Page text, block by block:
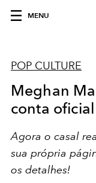
MENU
POP CULTURE
Meghan
conta
Agora o casal
sua própria
os detalhes!